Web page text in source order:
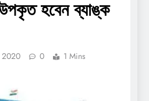
হবেন ব্যাঙ্ক
0 1 Mins